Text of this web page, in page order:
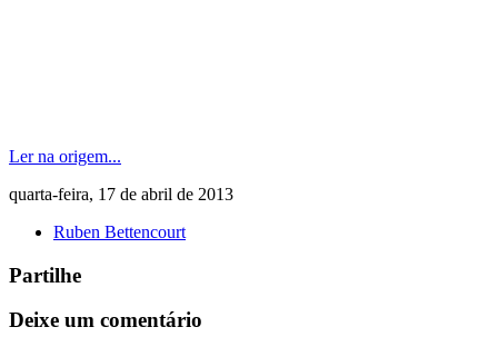
Ler na origem...
quarta-feira, 17 de abril de 2013
Ruben Bettencourt
Partilhe
Deixe um comentário